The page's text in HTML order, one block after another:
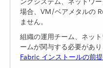
場合、VM/ベアメタルの
ません。
組織の運用チーム、ネッ
ームが関与する必要があり
Fabric インストールの前提